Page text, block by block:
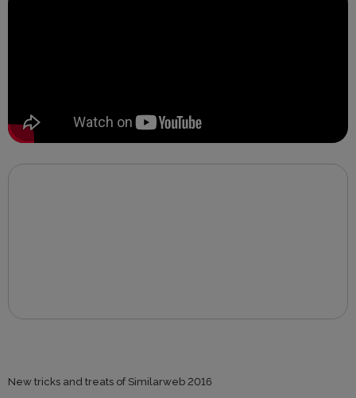
New tricks and treats of Similarweb 2016